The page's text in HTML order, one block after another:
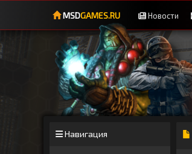
MSDGAMES.RU Новости
Навигация